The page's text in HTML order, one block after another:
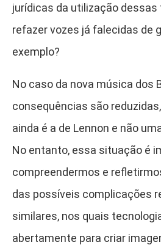
jurídicas da utilização dessas
refazer vozes já falecidas de
exemplo?
No caso da nova música dos
consequências são
ainda é a de Lennon e não
No entanto, essa situação é
compreendermos e
das possíveis complicações
similares, nos quais
abertamente para criar